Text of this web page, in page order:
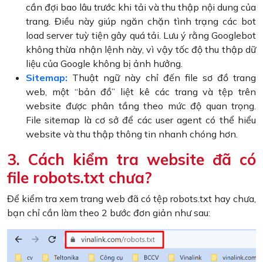
cần đợi bao lâu trước khi tải và thu thập nội dung của
trang. Điều này giúp ngăn chặn tình trạng các bot
load server tuỳ tiện gây quá tải. Lưu ý rằng Googlebot
không thừa nhận lệnh này, vì vậy tốc độ thu thập dữ
liệu của Google không bị ảnh hưởng.
Sitemap: Thuật ngữ này chỉ đến file sơ đồ trang
web, một “bản đồ” liệt kê các trang và tệp trên
website được phân tầng theo mức độ quan trọng.
File sitemap là cơ sở để các user agent có thể hiểu
website và thu thập thông tin nhanh chóng hơn.
3. Cách kiểm tra website đã có
file robots.txt chưa?
Để kiểm tra xem trang web đã có tệp robots.txt hay chưa,
bạn chỉ cần làm theo 2 bước đơn giản như sau: